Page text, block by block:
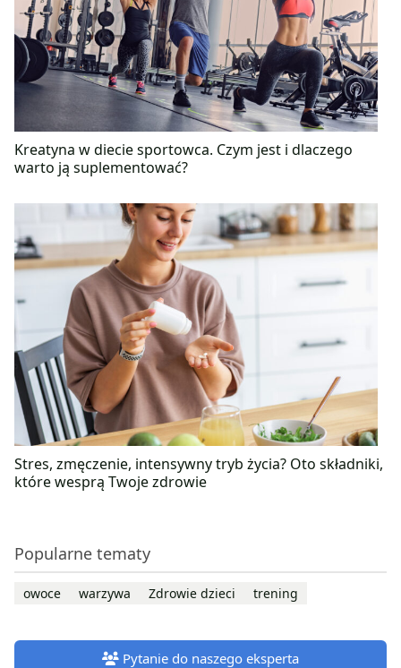
Kreatyna w diecie sportowca. Czym jest i dlaczego
warto ją suplementować?
Stres, zmęczenie, intensywny tryb życia? Oto składniki,
które wesprą Twoje zdrowie
Popularne tematy
owoce warzywa Zdrowie dzieci trening
Pytanie do naszego eksperta